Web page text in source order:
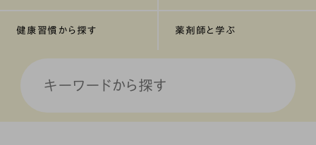
健康習慣から探す 薬剤師と学ぶ